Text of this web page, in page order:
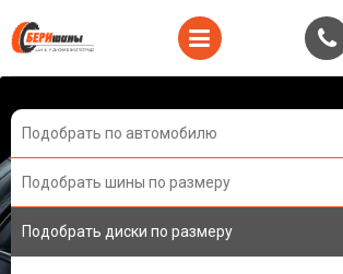
Подобрать по автомобилю
Подобрать шины по размеру
Подобрать диски по размеру